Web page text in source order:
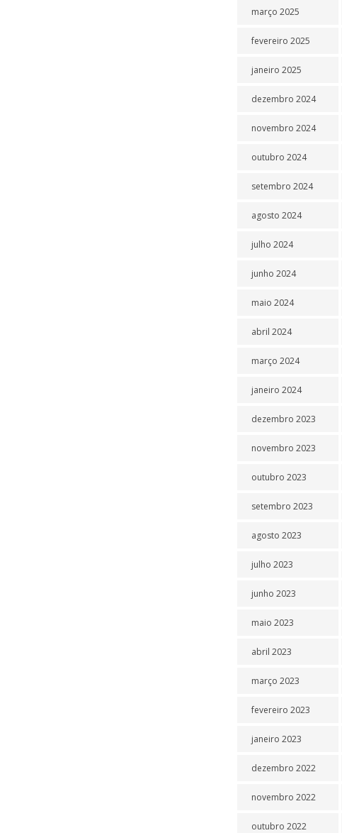
março 2025
fevereiro 2025
janeiro 2025
dezembro 2024
novembro 2024
outubro 2024
setembro 2024
agosto 2024
julho 2024
junho 2024
maio 2024
abril 2024
março 2024
janeiro 2024
dezembro 2023
novembro 2023
outubro 2023
setembro 2023
agosto 2023
julho 2023
junho 2023
maio 2023
abril 2023
março 2023
fevereiro 2023
janeiro 2023
dezembro 2022
novembro 2022
outubro 2022